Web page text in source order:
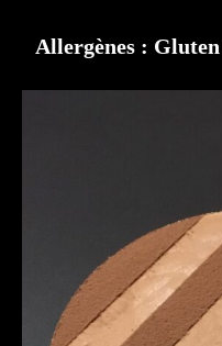
Allergènes :